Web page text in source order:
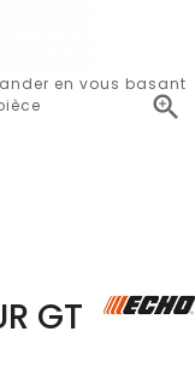

en vous basant
GT